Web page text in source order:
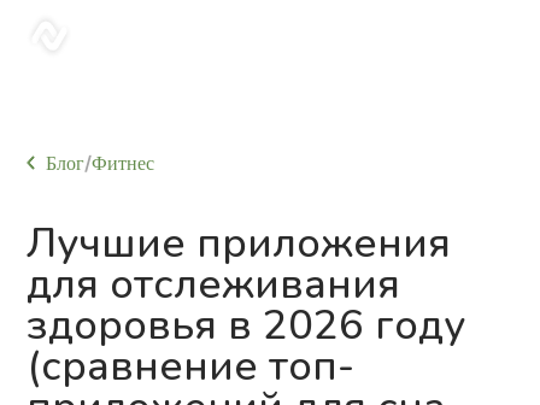
Блог/Фитнес
Лучшие приложения
для отслеживания
здоровья в 2026 году
(сравнение топ-